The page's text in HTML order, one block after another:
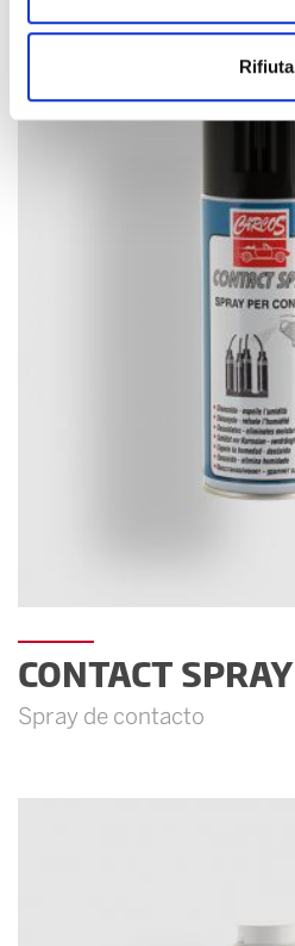
Rifiuta
CONTACT SPRAY
Spray de contacto